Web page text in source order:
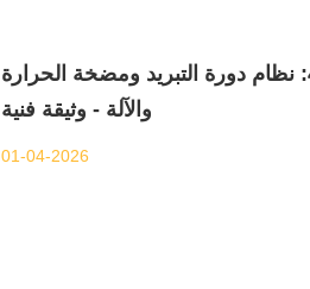
البند 4: نظام دورة التبريد ومضخة الحرارة DL-ZLRA01 مع واجهة تفاعل بين الإنسان
والآلة - وثيقة فنية
01-04-2026